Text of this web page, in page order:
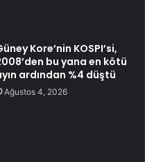
Kore’nin KOSPI’si,
bu yana en kötü
ardından %4 düştü
Ağustos 4, 2026